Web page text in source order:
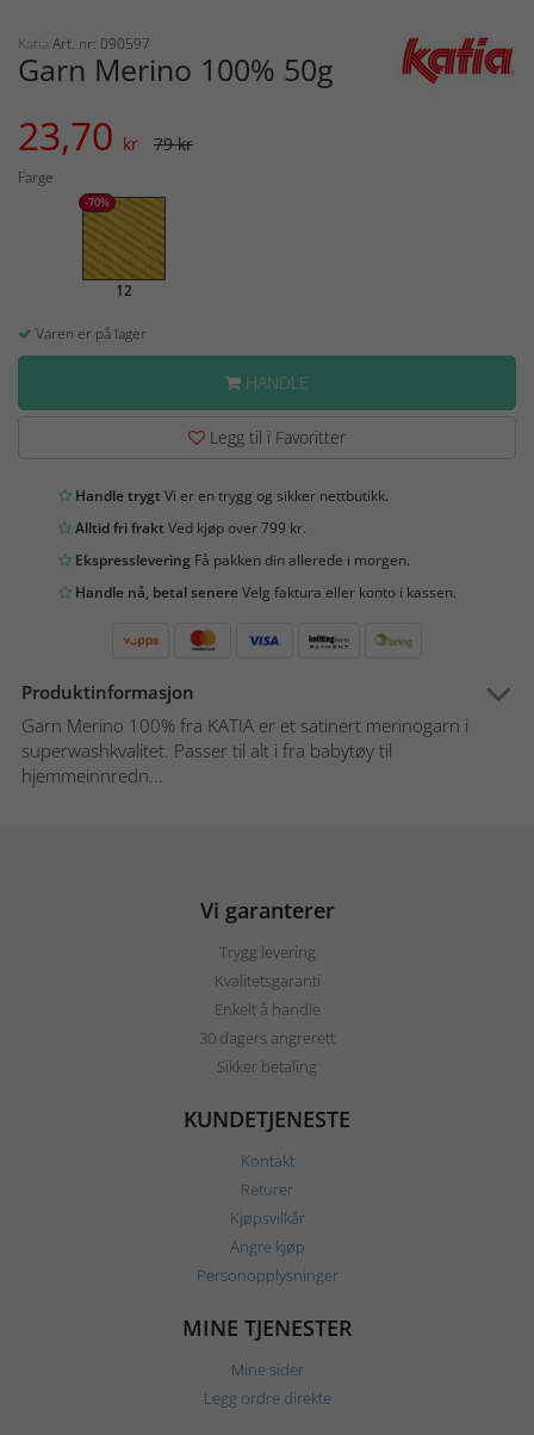
Katia Art. nr: 090597
Garn Merino 100% 50g
23,70 kr 79 kr
Farge
-70%
12
Varen er på lager
HANDLE
Legg til i Favoritter
Handle trygtVi er en trygg og sikker nettbutikk.
Alltid fri fraktVed kjøp over 799 kr.
Ekspresslevering Få pakken din allerede i morgen.
Handle nå, betal senereVelg faktura eller konto i kassen.
Produktinformasjon
Garn Merino 100% fra KATIA er et satinert merinogarn i
superwashkvalitet. Passer til alt i fra babytøy til
hjemmeinnredn...
Vi garanterer
Trygg levering
Kvalitetsgaranti
Enkelt å handle
30 dagers angrerett
Sikker betaling
KUNDETJENESTE
Kontakt
Returer
Kjøpsvilkår
Angre kjøp
Personopplysninger
MINE TJENESTER
Mine sider
Legg ordre direkte